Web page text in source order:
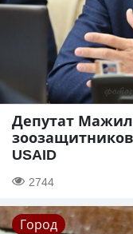
Депутат
USAID
2744
Город